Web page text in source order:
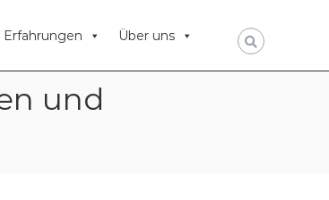
Erfahrungen Über uns
und